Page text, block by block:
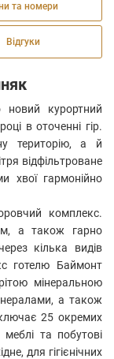
та номери
Відгуки
курортний
в оточенні гір.
територію, а й
відфільтроване
хвої гармонійно
комплекс.
а також гарно
кілька видів
готелю Баймонт
мінеральною
а також
25 окремих
та побутові
для гігієнічних